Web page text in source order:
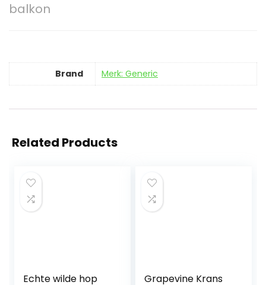
balkon
Brand Merk: Generic
Related Products
Echte wilde hop
Grapevine Krans